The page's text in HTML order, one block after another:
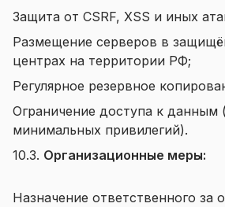
Защита от CSRF, XSS и иных
Размещение серверов в
центрах на территории РФ;
Регулярное резервное
Ограничение доступа к данным
минимальных привилегий).
10.3. Организационные меры:
Назначение ответственного за